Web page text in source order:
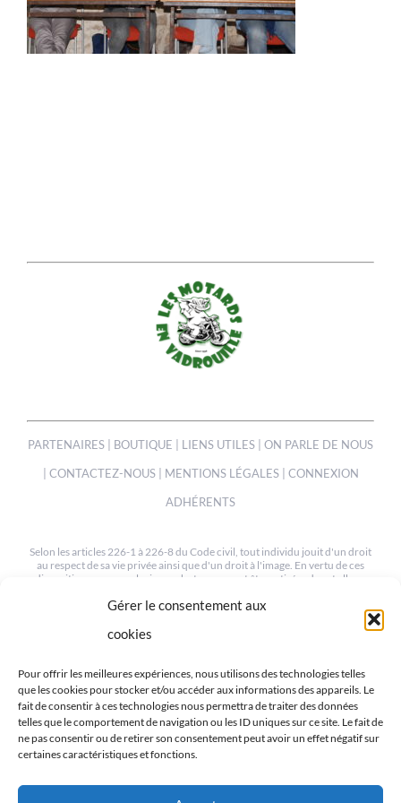
Gérer le consentement aux
cookies
Pour offrir les meilleures expériences, nous utilisons des technologies telles
que les cookies pour stocker et/ou accéder aux informations des appareils. Le
fait de consentir à ces technologies nous permettra de traiter des données
telles que le comportement de navigation ou les ID uniques sur ce site. Le fait de
ne pas consentir ou de retirer son consentement peut avoir un effet négatif sur
certaines caractéristiques et fonctions.
PARTENAIRES BOUTIQUE LIENS UTILES
ON PARLE DE NOUS
CONTACTEZ-NOUS| MENTIONS LÉGALES| CONNEXION
ADHÉRENTS
Selon les articles 226-1 à 226-8 du Code civil, tout individu jouit d'un droit
au respect de sa vie privée ainsi que d'un droit à l'image. En vertu de ces
dispositions, une ou plusieurs photos peuvent être retirées de cet album
mev.95@orange.fr